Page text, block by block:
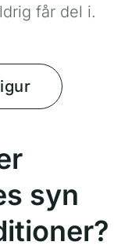
får del i.
syn